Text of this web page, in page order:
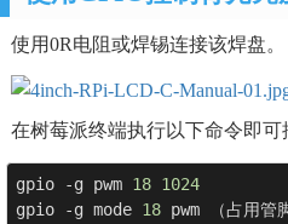
使用0R电阻或焊锡连接该焊盘。
在树莓派终端执行以下命令即可
gpio -g pwm 18 1024
gpio -g mode 18 pwm （占用管